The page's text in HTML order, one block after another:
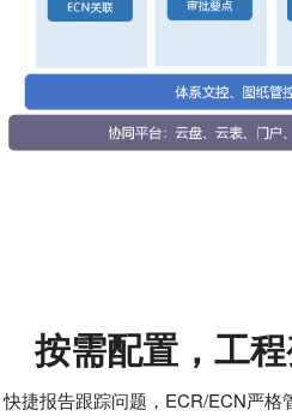
按需配置，工
快捷报告跟踪问题，ECR/ECN严格